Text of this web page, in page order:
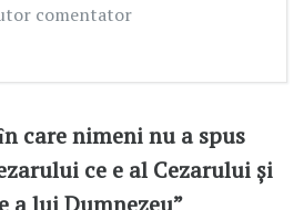
comentator
care nimeni nu a spus
ce e al Cezarului şi
a lui Dumnezeu”